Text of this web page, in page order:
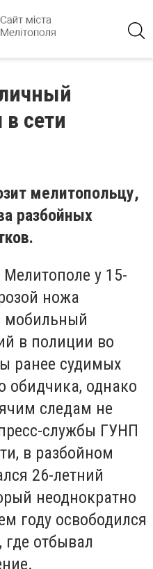
в сети
мелитопольцу,
разбойных
Мелитополе у 15-
ножа
мобильный
в полиции во
ранее судимых
обидчика, однако
следам не
службы ГУНП
в разбойном
26-летний
неоднократно
году освободился
отбывал